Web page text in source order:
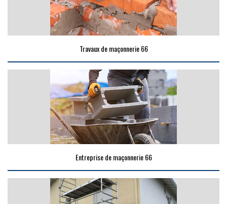
Travaux de maçonnerie 66
Entreprise de maçonnerie 66